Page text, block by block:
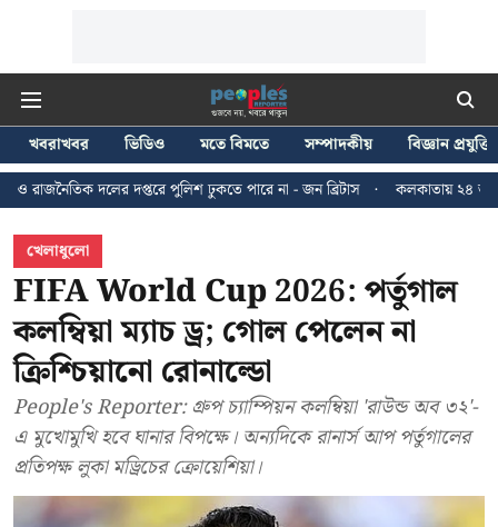
খবরাখবর ভিডিও মতে বিমতে সম্পাদকীয়
বিজ্ঞান প্রযুক্তি
দপ্তরে পুলিশ ঢুকতে পারে না - জন ব্রিটাস
কলকাতায় ২৪ জুলাইয়ের মিছিলে
খেলাধুলো
FIFA World Cup 2026: পর্তুগাল
কলম্বিয়া ম্যাচ ড্র; গোল পেলেন না
ক্রিশ্চিয়ানো রোনাল্ডো
People's Reporter: গ্রুপ চ্যাম্পিয়ন কলম্বিয়া 'রাউন্ড অব ৩২'-
এ মুখোমুখি হবে ঘানার বিপক্ষে। অন্যদিকে রানার্স আপ পর্তুগালের
প্রতিপক্ষ লুকা মড্রিচের ক্রোয়েশিয়া।